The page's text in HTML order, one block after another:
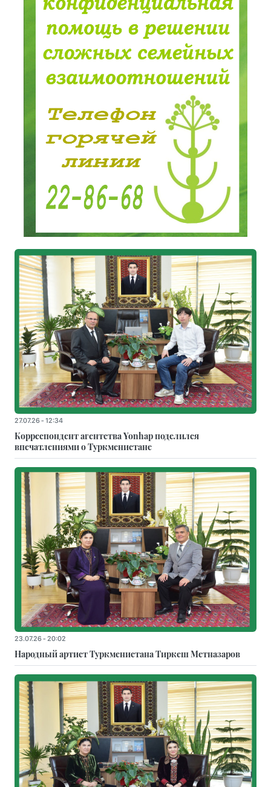
27.07.26 - 12:34
Корреспондент агентства Yonhap поделился
впечатлениями о Туркменистане
23.07.26 - 20:02
Народный артист Туркменистана Тиркеш Мeтназаров